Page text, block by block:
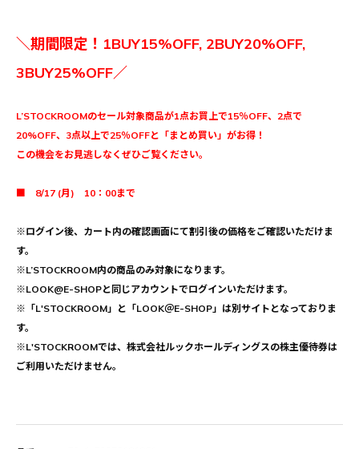
＼期間限定！1BUY15%OFF, 2BUY20%OFF,
3BUY25%OFF／
L’STOCKROOMのセール対象商品が1点お買上で15％OFF、2点で
20%OFF、3点以上で25％OFFと「まとめ買い」がお得！
この機会をお見逃しなくぜひご覧ください。
■ 8/17 (月) 10：00まで
※ログイン後、カート内の確認画面にて割引後の価格をご確認いただけま
す。
※L’STOCKROOM内の商品のみ対象になります。
※LOOK@E-SHOPと同じアカウントでログインいただけます。
※「L'STOCKROOM」と「LOOK＠E-SHOP」は別サイトとなっておりま
す。
※L'STOCKROOMでは、株式会社ルックホールディングスの株主優待券は
ご利用いただけません。